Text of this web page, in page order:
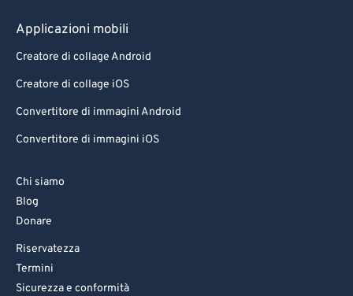
Applicazioni mobili
Creatore di collage Android
Creatore di collage iOS
Convertitore di immagini Android
Convertitore di immagini iOS
Chi siamo
Blog
Donare
Riservatezza
Termini
Sicurezza e conformità